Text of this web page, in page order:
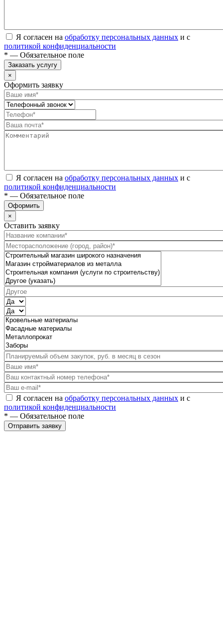
Я согласен на обработку персональных данных и с
политикой конфиденциальности
* — Обязательное поле
Заказать услугу
×
Оформить заявку
Я согласен на обработку персональных данных и с
политикой конфиденциальности
* — Обязательное поле
Оформить
×
Оставить заявку
Я согласен на обработку персональных данных и с
политикой конфиденциальности
* — Обязательное поле
Отправить заявку